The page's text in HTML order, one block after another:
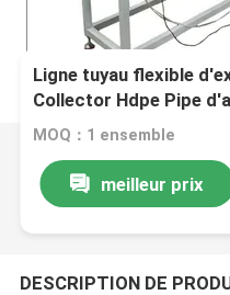
Ligne tuyau flexible
Collector Hdpe Pipe
machine
MOQ：1 ensemble
meilleur prix
DESCRIPTION DE